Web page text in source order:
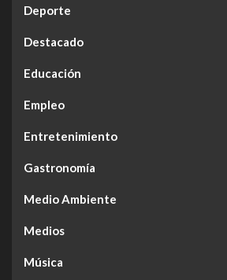
Deporte
Destacado
Educación
Empleo
Entretenimiento
Gastronomía
Medio Ambiente
Medios
Música